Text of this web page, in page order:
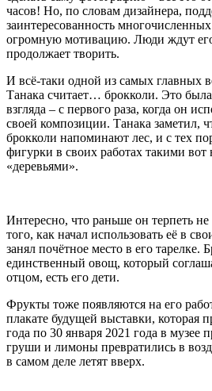
часов! Но, по словам дизайнера,
заинтересованность
огромную мотивацию. Люди ждут
продолжает творить.
И всё-таки одной из самых главных
Танака считает… брокколи. Это
взгляда – с первого раза, когда он
своей композиции. Танака заметил,
брокколи напоминают лес, и с тех
фигурки в своих работах такими
«деревьями».
Интересно, что раньше он терпеть
того, как начал использовать её в
занял почётное место в его тарелке.
единственный овощ, который
отцом, есть его дети.
Фрукты тоже появляются на его
плакате будущей выставки, которая
года по 30 января 2021 года в музее
груши и лимоны превратились в
в самом деле летят вверх.